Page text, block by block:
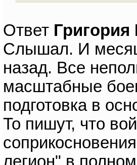
Ответ
Слышал. И
назад. Все
масштабные
подготовка в
То пишут, что